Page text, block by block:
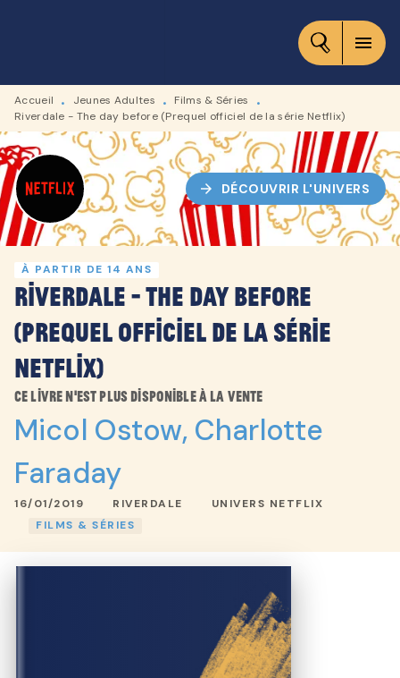
CONTENU
menu
Accueil • Jeunes Adultes • Films & Séries
•
Riverdale - The day before (Prequel officiel de la série Netflix)
arrow_forward DÉCOUVRIR L'UNIVERS
À PARTIR DE 14 ANS
Riverdale - The day before
(Prequel officiel de la série
Netflix)
Ce livre n'est plus disponible à la vente
Micol Ostow, Charlotte
Faraday
16/01/2019 RIVERDALE
UNIVERS NETFLIX
FILMS & SÉRIES